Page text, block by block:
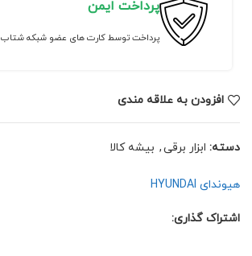
پرداخت ایمن
پرداخت توسط کارت های عضو شبکه شتاب
افزودن به علاقه مندی
دسته: ابزار برقی, بیشه کالا
هیوندای HYUNDAI
اشتراک گذاری: